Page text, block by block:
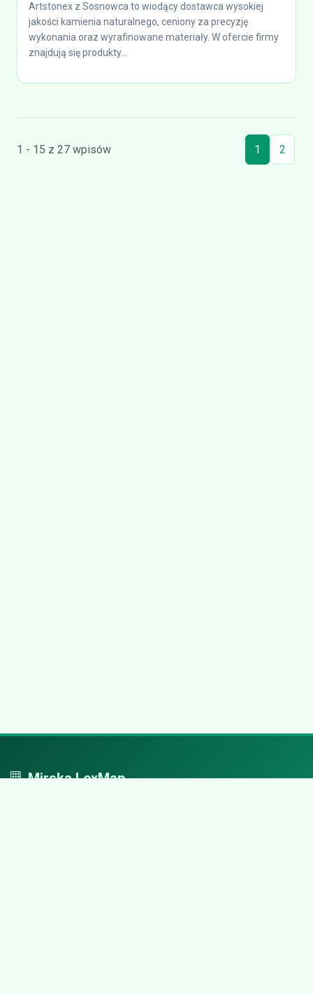
Artstonex z Sosnowca to wiodący dostawca wysokiej
jakości kamienia naturalnego, ceniony za precyzję
wykonania oraz wyrafinowane materiały. W ofercie firmy
znajdują się produkty...
1 - 15 z 27 wpisów 1 2
Mirska LexMap